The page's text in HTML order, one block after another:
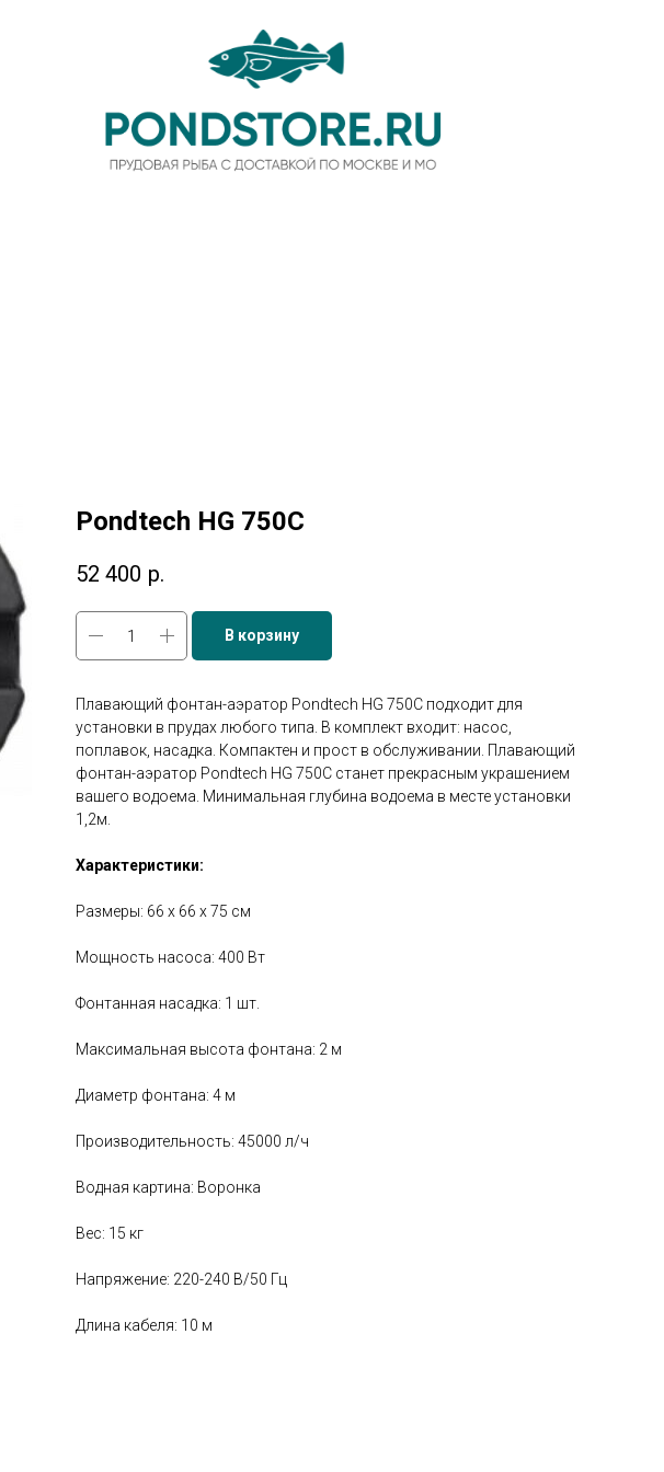
Pondtech HG 750C
52 400 р.
В корзину
Плавающий фонтан-аэратор Pondtech HG 750C подходит для
установки в прудах любого типа. В комплект входит: насос,
поплавок, насадка. Компактен и прост в обслуживании. Плавающий
фонтан-аэратор Pondtech HG 750C станет прекрасным украшением
вашего водоема. Минимальная глубина водоема в месте установки
1,2м.
Характеристики:
Размеры: 66 x 66 х 75 см
Мощность насоса: 400 Вт
Фонтанная насадка: 1 шт.
Максимальная высота фонтана: 2 м
Диаметр фонтана: 4 м
Производительность: 45000 л/ч
Водная картина: Воронка
Вес: 15 кг
Напряжение: 220-240 В/50 Гц
Длина кабеля: 10 м